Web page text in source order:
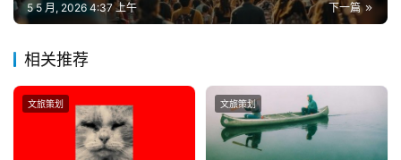
下一篇
5 5 月, 2026 4:37 上午
相关推荐
文旅策划 文旅策划